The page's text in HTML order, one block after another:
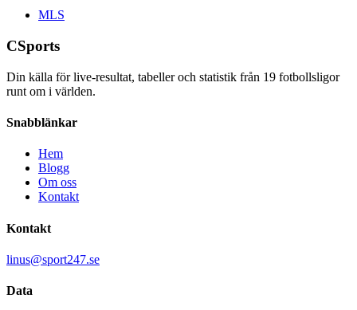
MLS
CSports
Din källa för live-resultat, tabeller och statistik från 19 fotbollsligor
runt om i världen.
Snabblänkar
Hem
Blogg
Om oss
Kontakt
Kontakt
linus@sport247.se
Data